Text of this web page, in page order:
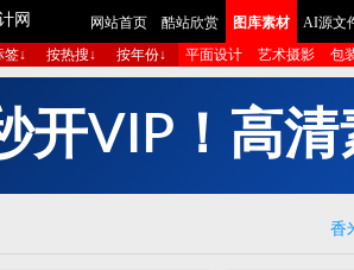
网 网站首页 酷站欣赏 图库素材
AI源文
签↓ 按热搜↓ 按年份↓ 平面设计 艺术摄影 包
开V P ！ 高清
香